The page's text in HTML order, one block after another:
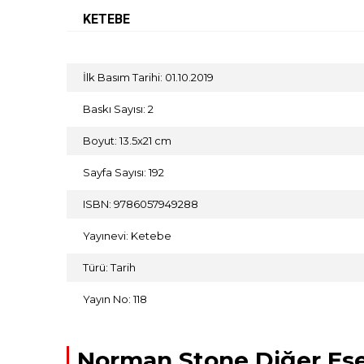
KETEBE
İlk Basım Tarihi: 01.10.2019
Baskı Sayısı: 2
Boyut: 13.5x21 cm
Sayfa Sayısı: 192
ISBN: 9786057949288
Yayınevi: Ketebe
Türü: Tarih
Yayın No: 118